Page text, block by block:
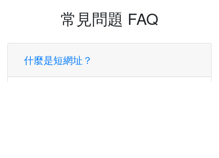
常見問題 FAQ
什麼是短網址？